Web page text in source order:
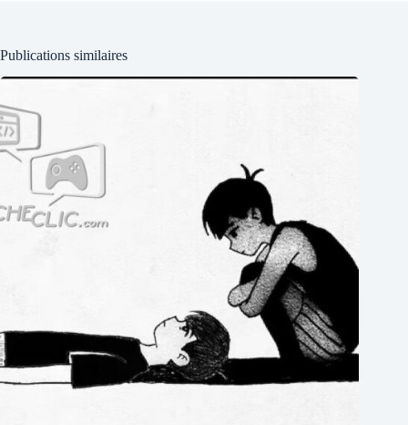
Publications similaires